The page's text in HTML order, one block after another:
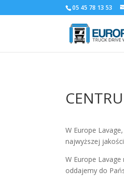
05 45 78 13 53
W Europe
najwyższej
W Europe
oddajemy do